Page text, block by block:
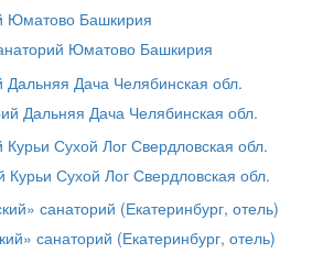
Юматово Башкирия
Дальняя Дача Челябинская обл.
Курьи Сухой Лог Свердловская обл.
санаторий (Екатеринбург, отель)